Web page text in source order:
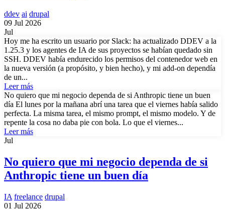
ddev ai drupal
09 Jul 2026
Jul
Hoy me ha escrito un usuario por Slack: ha actualizado DDEV a la
1.25.3 y los agentes de IA de sus proyectos se habían quedado sin
SSH. DDEV había endurecido los permisos del contenedor web en
la nueva versión (a propósito, y bien hecho), y mi add-on dependía
de un...
Leer más
No quiero que mi negocio dependa de si Anthropic tiene un buen
día El lunes por la mañana abrí una tarea que el viernes había salido
perfecta. La misma tarea, el mismo prompt, el mismo modelo. Y de
repente la cosa no daba pie con bola. Lo que el viernes...
Leer más
Jul
No quiero que mi negocio dependa de si
Anthropic tiene un buen día
IA freelance drupal
01 Jul 2026